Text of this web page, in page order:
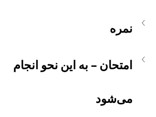
نمره
امتحان – به این نحو انجام
می‌شود